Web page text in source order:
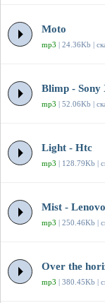
Moto
mp3 | 24.36Kb |
Blimp - Sony
mp3 | 52.06Kb |
Light - Htc
mp3 | 128.79Kb |
Mist - Lenovo
mp3 | 250.46Kb |
Over the
mp3 | 380.45Kb |